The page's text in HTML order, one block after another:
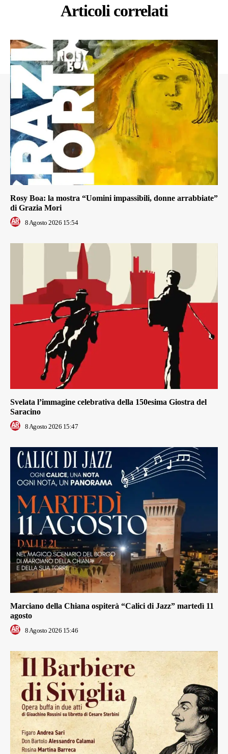
Articoli correlati
Rosy Boa: la mostra “Uomini impassibili, donne arrabbiate”
di Grazia Mori
8 Agosto 2026 15:54
Svelata l’immagine celebrativa della 150esima Giostra del
Saracino
8 Agosto 2026 15:47
Marciano della Chiana ospiterà “Calici di Jazz” martedì 11
agosto
8 Agosto 2026 15:46